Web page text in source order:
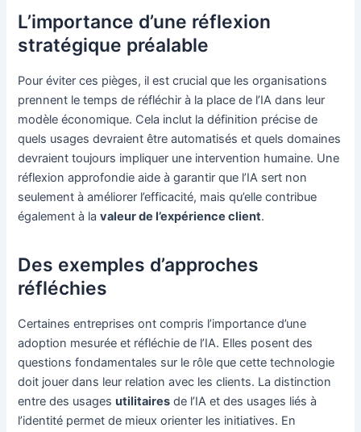
L’importance d’une réflexion
stratégique préalable
Pour éviter ces pièges, il est crucial que les organisations
prennent le temps de réfléchir à la place de l’IA dans leur
modèle économique. Cela inclut la définition précise de
quels usages devraient être automatisés et quels domaines
devraient toujours impliquer une intervention humaine. Une
réflexion approfondie aide à garantir que l’IA sert non
seulement à améliorer l’efficacité, mais qu’elle contribue
également à lavaleur de l’expérience client.
Des exemples d’approches
réfléchies
Certaines entreprises ont compris l’importance d’une
adoption mesurée et réfléchie de l’IA. Elles posent des
questions fondamentales sur le rôle que cette technologie
doit jouer dans leur relation avec les clients. La distinction
entre des usagesutilitaires de l’IA et des usages liés à
l’identité permet de mieux orienter les initiatives. En